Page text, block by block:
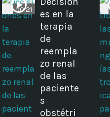
00:21
es en la
terapia
de
reempla
zo renal
de las
paciente
s
obstétri